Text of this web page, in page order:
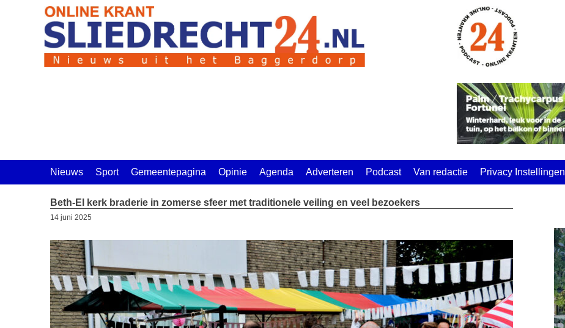
Nieuws Sport Gemeentepagina Opinie Agenda Adverteren Podcast Van redactie Privacy Instellingen
Beth-El kerk braderie in zomerse sfeer met traditionele veiling en veel bezoekers
14 juni 2025